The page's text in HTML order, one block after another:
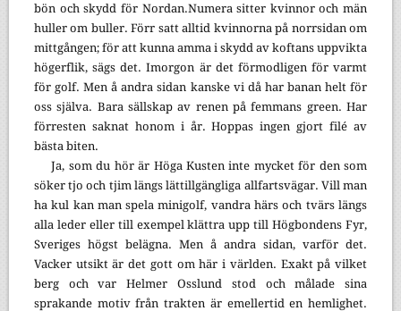
bön och skydd för Nordan.Numera sitter kvinnor och män
huller om buller. Förr satt alltid kvinnorna på norrsidan om
mittgången; för att kunna amma i skydd av koftans uppvikta
högerflik, sägs det. Imorgon är det förmodligen för varmt
för golf. Men å andra sidan kanske vi då har banan helt för
oss själva. Bara sällskap av renen på femmans green. Har
förresten saknat honom i år. Hoppas ingen gjort filé av
bästa biten.
Ja, som du hör är Höga Kusten inte mycket för den som
söker tjo och tjim längs lättillgängliga allfartsvägar. Vill man
ha kul kan man spela minigolf, vandra härs och tvärs längs
alla leder eller till exempel klättra upp till Högbondens Fyr,
Sveriges högst belägna. Men å andra sidan, varför det.
Vacker utsikt är det gott om här i världen. Exakt på vilket
berg och var Helmer Osslund stod och målade sina
sprakande motiv från trakten är emellertid en hemlighet.